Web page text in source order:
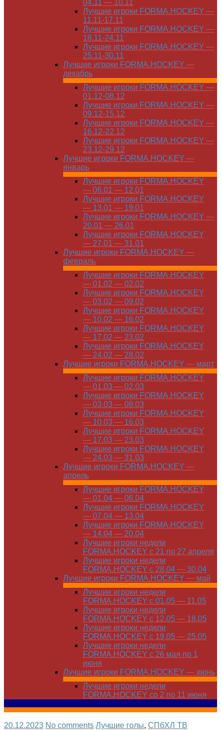
04.11 — 10.11
Лучшие игроки FORMA.HOCKEY —
11.11-17.11
Лучшие игроки FORMA.HOCKEY —
18.11-24.11
Лучшие игроки FORMA.HOCKEY —
25.11-30.11
Лучшие игроки FORMA.HOCKEY —
декабрь
Лучшие игроки FORMA.HOCKEY —
01.12-08.12
Лучшие игроки FORMA.HOCKEY —
09.12-15.12
Лучшие игроки FORMA.HOCKEY —
16.12-22.12
Лучшие игроки FORMA.HOCKEY —
23.12-29.12
Лучшие игроки FORMA.HOCKEY —
январь
Лучшие игроки FORMA.HOCKEY
— 06.01 — 12.01
Лучшие игроки FORMA.HOCKEY
— 13.01 — 19.01
Лучшие игроки FORMA.HOCKEY —
20.01 — 26.01
Лучшие игроки FORMA.HOCKEY
— 27.01 — 31.01
Лучшие игроки FORMA.HOCKEY —
февраль
Лучшие игроки FORMA.HOCKEY
— 01.02 — 02.02
Лучшие игроки FORMA.HOCKEY
— 03.02 — 09.02
Лучшие игроки FORMA.HOCKEY
— 10.02 — 16.02
Лучшие игроки FORMA.HOCKEY
— 17.02 — 23.02
Лучшие игроки FORMA.HOCKEY
— 24.02 — 28.02
Лучшие игроки FORMA.HOCKEY — март
Лучшие игроки FORMA.HOCKEY
— 01.03 — 02.03
Лучшие игроки FORMA.HOCKEY
— 03.03 — 09.03
Лучшие игроки FORMA.HOCKEY
— 10.03 — 16.03
Лучшие игроки FORMA.HOCKEY
— 17.03 — 23.03
Лучшие игроки FORMA.HOCKEY
— 24.03 — 31.03
Лучшие игроки FORMA.HOCKEY —
апрель
Лучшие игроки FORMA.HOCKEY
— 01.04 — 06.04
Лучшие игроки FORMA.HOCKEY
— 07.04 — 13.04
Лучшие игроки FORMA.HOCKEY
— 14.04 — 20.04
Лучшие игроки недели
FORMA.HOCKEY с 21 по 27 апреля
Лучшие игроки недели
FORMA.HOCKEY с 28.04 — 30.04
Лучшие игроки FORMA.HOCKEY — май
Лучшие игроки недели
FORMA.HOCKEY с 01.05 — 11.05
Лучшие игроки недели
FORMA.HOCKEY с 12.05 — 18.05
Лучшие игроки недели
FORMA.HOCKEY с 19.05 — 25.05
Лучшие игроки недели
FORMA.HOCKEY с 26 мая по 1
июня
Лучшие игроки FORMA.HOCKEY — июнь
Лучшие игроки недели
FORMA.HOCKEY со 2 по 11 июня
20.12.2023 No comments Лучшие голы, СПбХЛ ТВ